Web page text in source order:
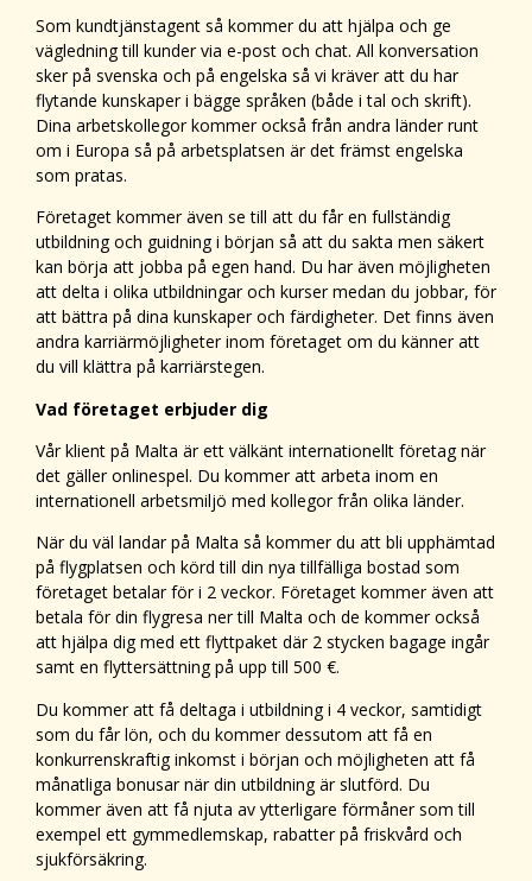
Som kundtjänstagent så kommer du att hjälpa och ge
vägledning till kunder via e-post och chat. All konversation
sker på svenska och på engelska så vi kräver att du har
flytande kunskaper i bägge språken (både i tal och skrift).
Dina arbetskollegor kommer också från andra länder runt
om i Europa så på arbetsplatsen är det främst engelska
som pratas.
Företaget kommer även se till att du får en fullständig
utbildning och guidning i början så att du sakta men säkert
kan börja att jobba på egen hand. Du har även möjligheten
att delta i olika utbildningar och kurser medan du jobbar, för
att bättra på dina kunskaper och färdigheter. Det finns även
andra karriärmöjligheter inom företaget om du känner att
du vill klättra på karriärstegen.
Vad företaget erbjuder dig
Vår klient på Malta är ett välkänt internationellt företag när
det gäller onlinespel. Du kommer att arbeta inom en
internationell arbetsmiljö med kollegor från olika länder.
När du väl landar på Malta så kommer du att bli upphämtad
på flygplatsen och körd till din nya tillfälliga bostad som
företaget betalar för i 2 veckor. Företaget kommer även att
betala för din flygresa ner till Malta och de kommer också
att hjälpa dig med ett flyttpaket där 2 stycken bagage ingår
samt en flyttersättning på upp till 500 €.
Du kommer att få deltaga i utbildning i 4 veckor, samtidigt
som du får lön, och du kommer dessutom att få en
konkurrenskraftig inkomst i början och möjligheten att få
månatliga bonusar när din utbildning är slutförd. Du
kommer även att få njuta av ytterligare förmåner som till
exempel ett gymmedlemskap, rabatter på friskvård och
sjukförsäkring.